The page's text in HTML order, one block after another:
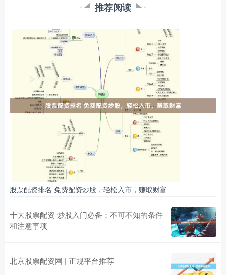
推荐阅读
股票配资排名 免费配资炒股，轻松入市，赚取财富
十大股票配资 炒股入门必备：不可不知的条件
和注意事项
北京股票配资网 | 正规平台推荐